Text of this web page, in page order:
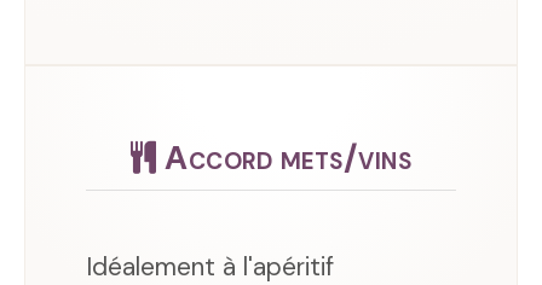
Accord mets/vins
Idéalement à l'apéritif